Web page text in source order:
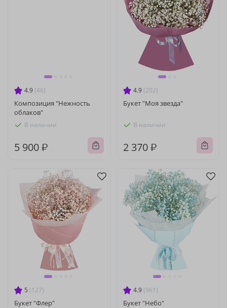
4.9 (46)
Композиция "Нежность
облаков"
В наличии
5 900 ₽
4.9 (202)
Букет "Моя звезда"
В наличии
2 370 ₽
5 (127)
Букет "Флер"
4.9 (961)
Букет "Небо"